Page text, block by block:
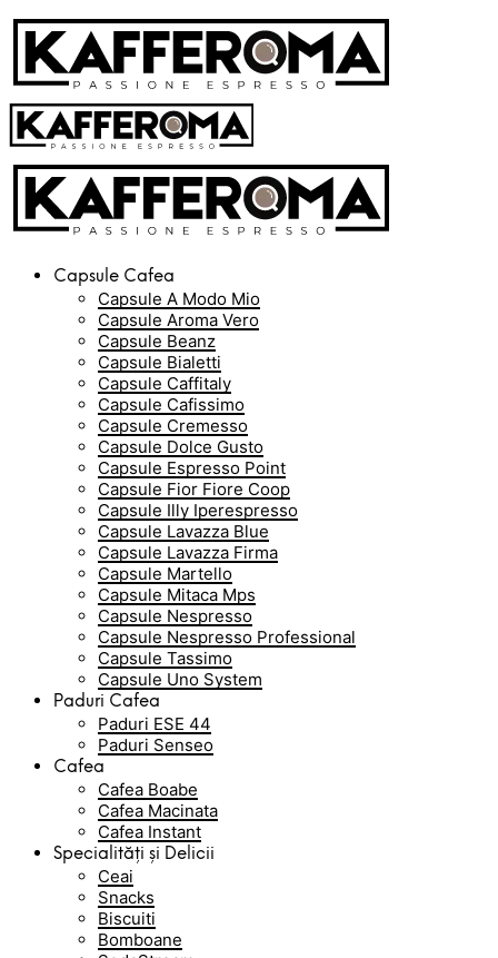
Capsule Cafea
Capsule A Modo Mio
Capsule Aroma Vero
Capsule Beanz
Capsule Bialetti
Capsule Caffitaly
Capsule Cafissimo
Capsule Cremesso
Capsule Dolce Gusto
Capsule Espresso Point
Capsule Fior Fiore Coop
Capsule Illy Iperespresso
Capsule Lavazza Blue
Capsule Lavazza Firma
Capsule Martello
Capsule Mitaca Mps
Capsule Nespresso
Capsule Nespresso Professional
Capsule Tassimo
Capsule Uno System
Paduri Cafea
Paduri ESE 44
Paduri Senseo
Cafea
Cafea Boabe
Cafea Macinata
Cafea Instant
Specialități și Delicii
Ceai
Snacks
Biscuiti
Bomboane